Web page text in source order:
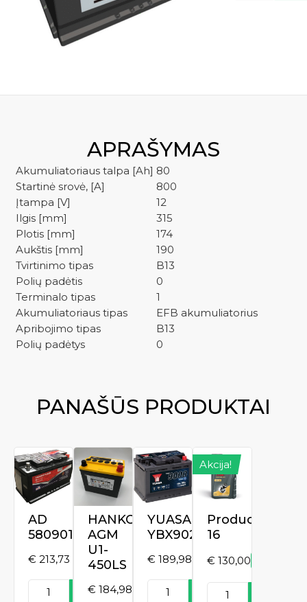
APRAŠYMAS
Akumuliatoriaus talpa [Ah] 80
Startinė srovė, [A]
800
Įtampa [V]
12
Ilgis [mm]
315
Plotis [mm]
174
Aukštis [mm]
190
Tvirtinimo tipas
B13
Polių padėtis
0
Terminalo tipas
1
Akumuliatoriaus tipas
EFB akumuliatorius
Apribojimo tipas
B13
Polių padėtys
0
PANAŠŪS PRODUKTAI
AD
580901076
€ 213,73
produkto
kiekis:
HANKOOK
AGM
U1-
450LS
€ 184,98
YUASA
YBX9027
€ 189,98
produkto
kiekis:
Akcija!
Product
16
Original
price
was:
€ 130,00
Current
price
produkto